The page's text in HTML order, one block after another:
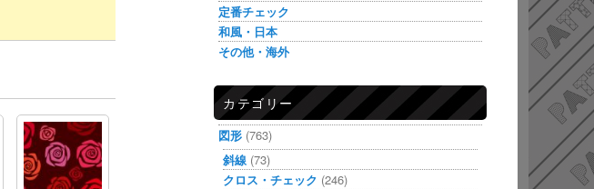
定番チェック
和風・日本
その他・海外
カテゴリー
図形 (763)
斜線 (73)
クロス・チェック (246)